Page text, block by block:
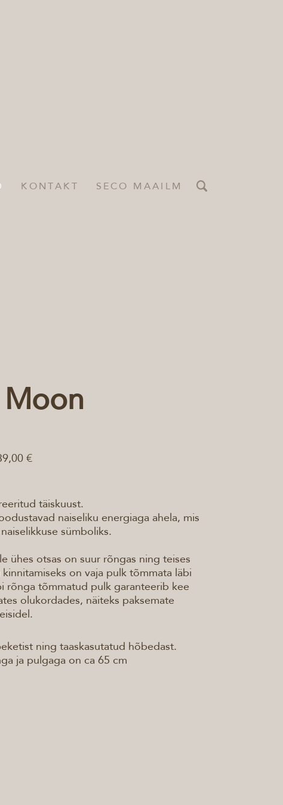
KONTAKT SECO MAAILM
€
täiskuust.
naiseliku energiaga ahela, mis
sümboliks.
ühes otsas on suur rõngas ning teises
on vaja pulk tõmmata läbi
rõnga tõmmatud pulk garanteerib kee
olukordades, näiteks paksemate
ning taaskasutatud hõbedast.
ja pulgaga on ca 65 cm